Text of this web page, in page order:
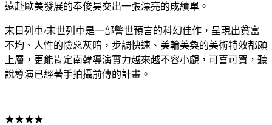
遠赴歐美發展的奉俊昊交出一張漂亮的成績單。
末日列車/末世列車是一部警世預言的科幻佳作，呈現出貧富
不均、人性的險惡灰暗，步調快速、美輪美奐的美術特效都頗
上層，更能肯定南韓導演實力越來越不容小覷，可喜可賀，聽
說導演已經著手拍攝前傳的計畫。
★★★★